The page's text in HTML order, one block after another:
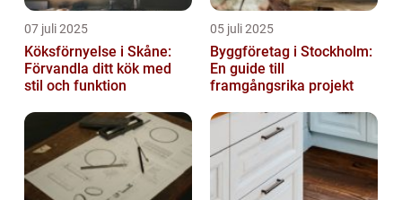
07 juli 2025
Köksförnyelse i Skåne:
Förvandla ditt kök med
stil och funktion
05 juli 2025
Byggföretag i Stockholm:
En guide till
framgångsrika projekt